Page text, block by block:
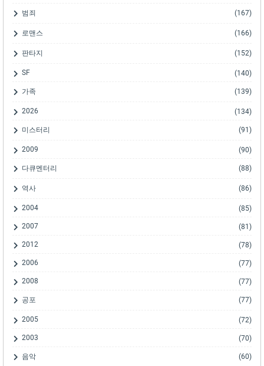
범죄 (167)
로맨스 (166)
판타지 (152)
SF (140)
가족 (139)
2026 (134)
미스터리 (91)
2009 (90)
다큐멘터리 (88)
역사 (86)
2004 (85)
2007 (81)
2012 (78)
2006 (77)
2008 (77)
공포 (77)
2005 (72)
2003 (70)
음악 (60)